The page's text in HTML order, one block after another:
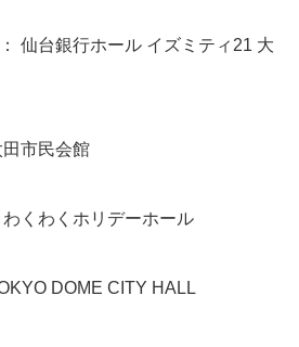
仙台銀行ホール イズミティ21 大
市民会館
くわくホリデーホール
DOME CITY HALL